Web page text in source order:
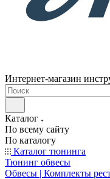
Интернет-магазин
Каталог
По всему сайту
По каталогу
Каталог тюнинга
Тюнинг обвесы
Обвесы | Комплекты